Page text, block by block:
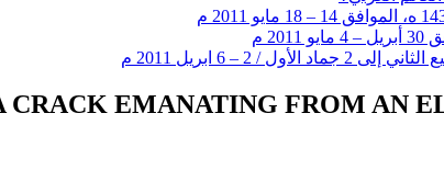
CRACK EMANATING FROM AN